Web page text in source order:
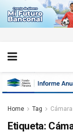
Home Tag
Etiqueta: